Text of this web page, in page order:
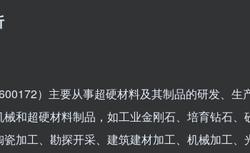
）主要从事超硬材料及其制品的研发、
和超硬材料制品，如工业金刚石、培育钻石
加工、勘探开采、建筑建材加工、机械加工